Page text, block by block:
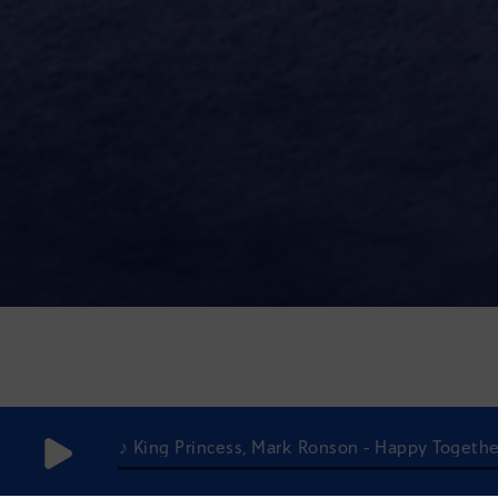
♪ King Princess, Mark Ronson - Happy